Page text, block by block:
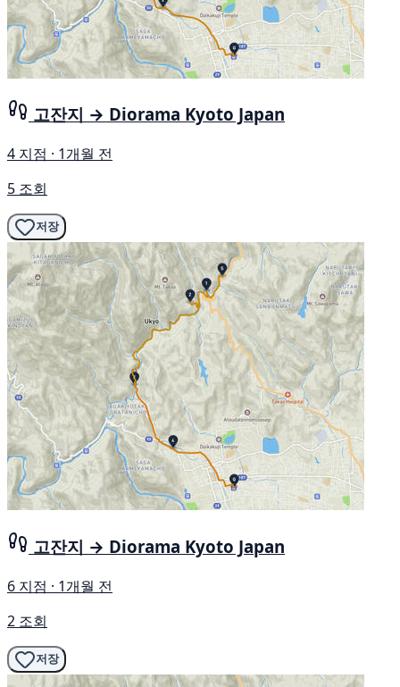
고잔지 → Diorama Kyoto Japan
4 지점 · 1개월 전
5 조회
저장
고잔지 → Diorama Kyoto Japan
6 지점 · 1개월 전
2 조회
저장